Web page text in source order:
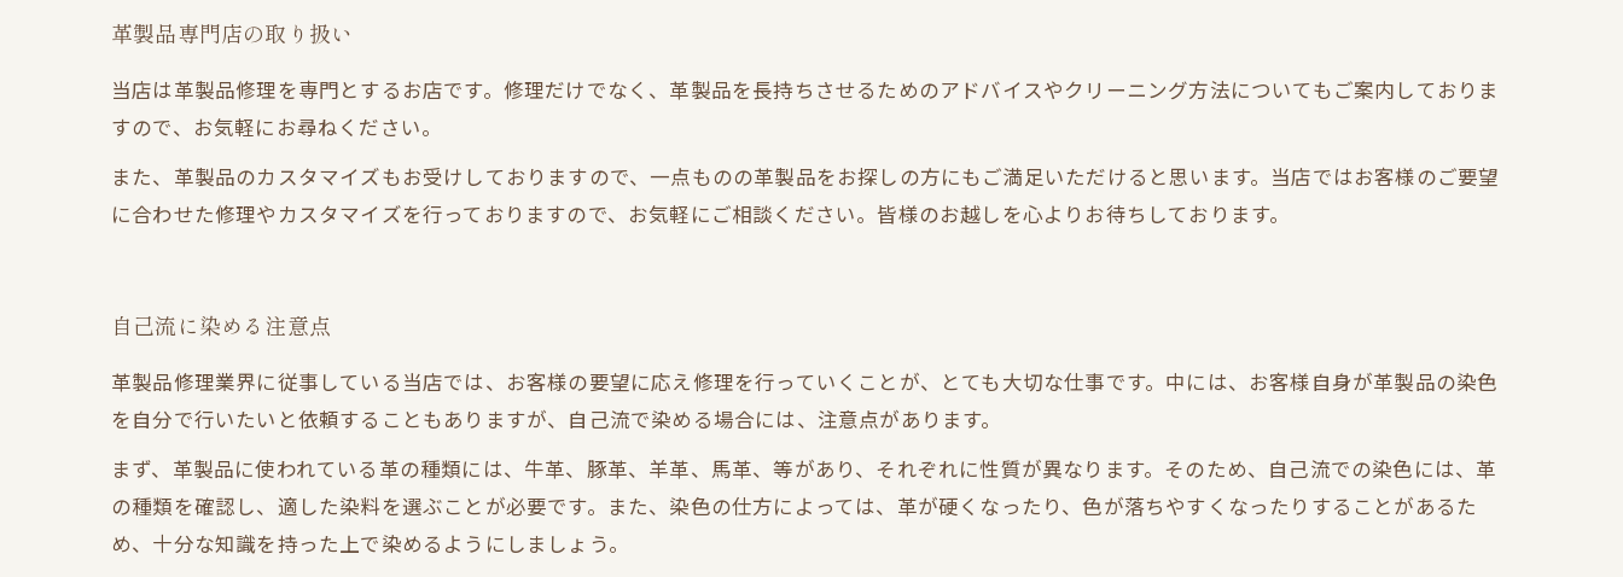
革製品専門店の取り扱い
当店は革製品修理を専門とするお店です。修理だけでなく、革製品を長持ちさせるためのアドバイスやクリーニング方法についてもご案内しておりま
すので、お気軽にお尋ねください。
また、革製品のカスタマイズもお受けしておりますので、一点ものの革製品をお探しの方にもご満足いただけると思います。当店ではお客様のご要望
に合わせた修理やカスタマイズを行っておりますので、お気軽にご相談ください。皆様のお越しを心よりお待ちしております。
自己流に染める注意点
革製品修理業界に従事している当店では、お客様の要望に応え修理を行っていくことが、とても大切な仕事です。中には、お客様自身が革製品の染色
を自分で行いたいと依頼することもありますが、自己流で染める場合には、注意点があります。
まず、革製品に使われている革の種類には、牛革、豚革、羊革、馬革、等があり、それぞれに性質が異なります。そのため、自己流での染色には、革
の種類を確認し、適した染料を選ぶことが必要です。また、染色の仕方によっては、革が硬くなったり、色が落ちやすくなったりすることがあるた
め、十分な知識を持った上で染めるようにしましょう。